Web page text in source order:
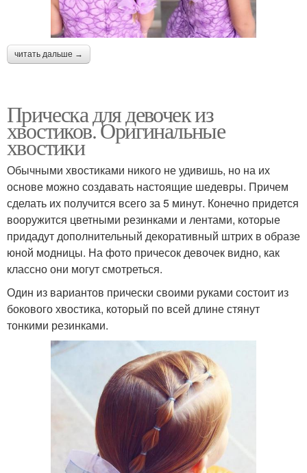
читать дальше →
Прическа для девочек из
хвостиков. Оригинальные
хвостики
Обычными хвостиками никого не удивишь, но на их
основе можно создавать настоящие шедевры. Причем
сделать их получится всего за 5 минут. Конечно придется
вооружится цветными резинками и лентами, которые
придадут дополнительный декоративный штрих в образе
юной модницы. На фото причесок девочек видно, как
классно они могут смотреться.
Один из вариантов прически своими руками состоит из
бокового хвостика, который по всей длине стянут
тонкими резинками.